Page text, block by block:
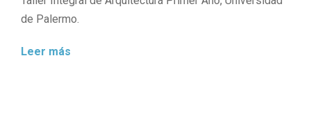
de Palermo.
Leer más